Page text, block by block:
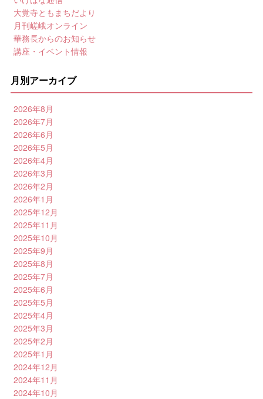
大覚寺ともまちだより
月刊嵯峨オンライン
華務長からのお知らせ
講座・イベント情報
月別アーカイブ
2026年8月
2026年7月
2026年6月
2026年5月
2026年4月
2026年3月
2026年2月
2026年1月
2025年12月
2025年11月
2025年10月
2025年9月
2025年8月
2025年7月
2025年6月
2025年5月
2025年4月
2025年3月
2025年2月
2025年1月
2024年12月
2024年11月
2024年10月